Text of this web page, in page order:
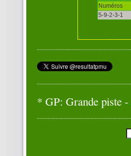
Numéros
5-9-2-3-1
* GP: Grande piste